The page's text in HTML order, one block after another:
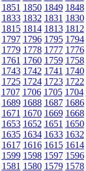
1851 1850 1849 1848
1833 1832 1831 1830
1815 1814 1813 1812
1797 1796 1795 1794
1779 1778 1777 1776
1761 1760 1759 1758
1743 1742 1741 1740
1725 1724 1723 1722
1707 1706 1705 1704
1689 1688 1687 1686
1671 1670 1669 1668
1653 1652 1651 1650
1635 1634 1633 1632
1617 1616 1615 1614
1599 1598 1597 1596
1581 1580 1579 1578